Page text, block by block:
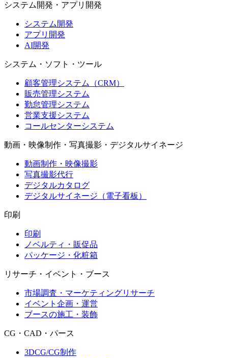
システム開発・アプリ開発
システム開発
アプリ開発
AI開発
システム・ソフト・ツール
顧客管理システム（CRM）
販売管理システム
勤怠管理システム
営業支援システム
コールセンターシステム
動画・映像制作・写真撮影・デジタルサイネージ
動画制作・映像撮影
写真撮影代行
デジタルカタログ
デジタルサイネージ（電子看板）
印刷
印刷
ノベルティ・販促品
パッケージ・化粧箱
リサーチ・イベント・ブース
市場調査・マーケティングリサーチ
イベント企画・運営
ブースの施工・装飾
CG・CAD・パース
3DCG/CG制作